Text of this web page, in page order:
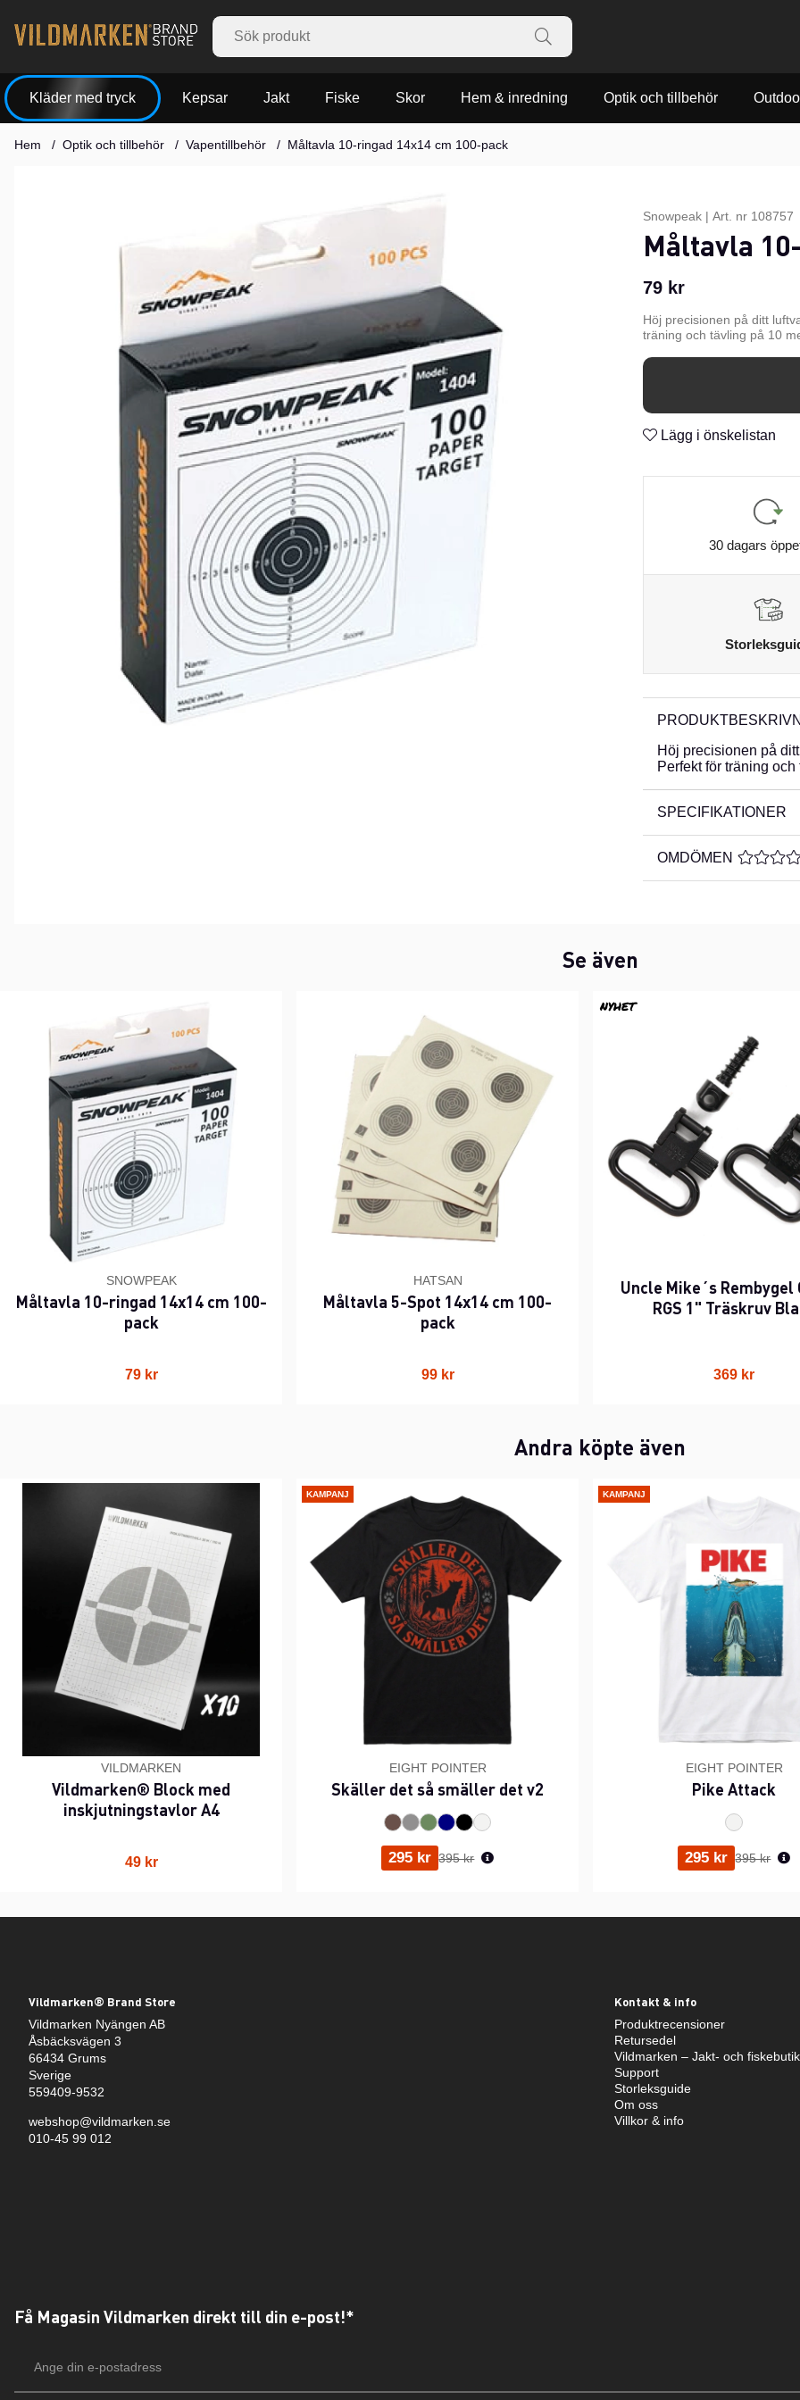
Kläder med tryck Kepsar Jakt Fiske Skor Hem & inredning Optik och tillbehör
Hem Optik och tillbehör Vapentillbehör Måltavla 10-ringad 14x14 cm 100-pack
Snowpeak | Art. nr 108757
Måltavla
79 kr
Höj precisionen på ditt
träning och tävling på 10
Lägg i önskelistan
30 dagars
Höj precisionen på
Perfekt för träning
SPECIFIKATIONER
OMDÖMEN
Se även
SNOWPEAK
Måltavla 10-ringad 14x14 cm 100-
pack
79 kr
HATSAN
Måltavla 5-Spot 14x14 cm 100-
pack
99 kr
NYHET
Uncle Mike´s Rembygel
RGS 1" Träskruv
369 kr
Andra köpte även
VILDMARKEN
Vildmarken® Block med
inskjutningstavlor A4
49 kr
KAMPANJ
EIGHT POINTER
Skäller det så smäller det v2
295 kr Ordinarie pris:
395 kr
KAMPANJ
EIGHT POINTER
Pike Attack
295 kr Ordinarie
395 kr
Vildmarken® Brand Store
Vildmarken Nyängen AB
Åsbäcksvägen 3
66434 Grums
Sverige
559409-9532
webshop@vildmarken.se
010-45 99 012
Kontakt & info
Produktrecensioner
Retursedel
Vildmarken – Jakt- och
Support
Storleksguide
Om oss
Villkor & info
Få Magasin Vildmarken direkt till din e-post!*
postadress